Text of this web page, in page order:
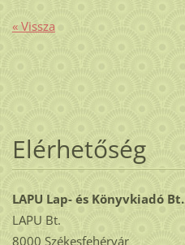
« Vissza
Elérhetőség
LAPU Lap- és Könyvkiadó Bt.
LAPU Bt.
8000 Székesfehérvár